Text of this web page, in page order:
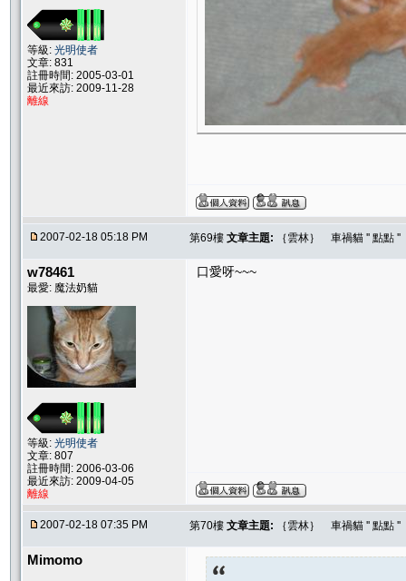
等級: 光明使者
文章: 831
註冊時間: 2005-03-01
最近來訪: 2009-11-28
離線
2007-02-18 05:18 PM 第69樓 文章主題: ｛雲林｝ 車禍貓 '' 點點
w78461
最愛: 魔法奶貓
等級: 光明使者
文章: 807
註冊時間: 2006-03-06
最近來訪: 2009-04-05
離線
口愛呀~~~
2007-02-18 07:35 PM 第70樓 文章主題: ｛雲林｝ 車禍貓 '' 點點
Mimomo